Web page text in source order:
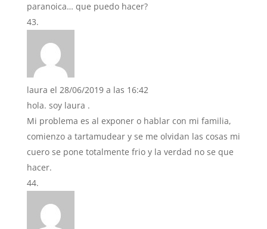
paranoica… que puedo hacer?
laura el 28/06/2019 a las 16:42
hola. soy laura .
Mi problema es al exponer o hablar con mi familia,
comienzo a tartamudear y se me olvidan las cosas mi
cuero se pone totalmente frio y la verdad no se que
hacer.